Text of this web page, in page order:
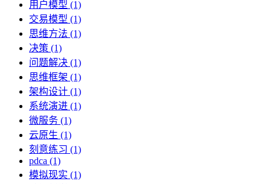
用户模型 (1)
交易模型 (1)
思维方法 (1)
决策 (1)
问题解决 (1)
思维框架 (1)
架构设计 (1)
系统演进 (1)
微服务 (1)
云原生 (1)
刻意练习 (1)
pdca (1)
模拟现实 (1)